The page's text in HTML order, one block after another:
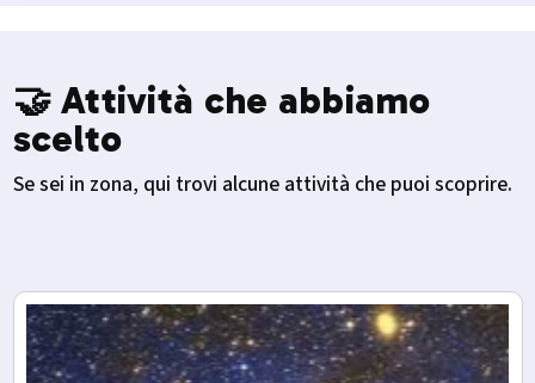
🤝 Attività che abbiamo
scelto
Se sei in zona, qui trovi alcune attività che puoi scoprire.